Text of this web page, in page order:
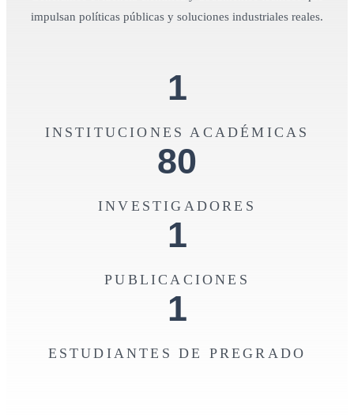
impulsan políticas públicas y soluciones industriales reales.
1
INSTITUCIONES ACADÉMICAS
80
INVESTIGADORES
1
PUBLICACIONES
1
ESTUDIANTES DE PREGRADO